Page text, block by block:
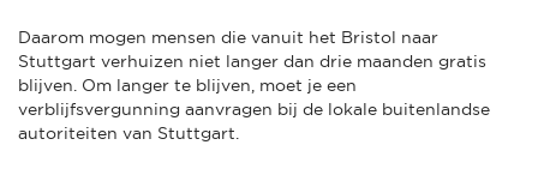
Daarom mogen mensen die vanuit het Bristol naar
Stuttgart verhuizen niet langer dan drie maanden gratis
blijven. Om langer te blijven, moet je een
verblijfsvergunning aanvragen bij de lokale buitenlandse
autoriteiten van Stuttgart.